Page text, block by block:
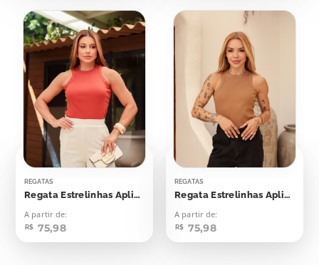
REGATAS
Regata Estrelinhas Aplicação
A partir de:
R$ 75,98
REGATAS
Regata Estrelinhas Aplicação
A partir de:
R$ 75,98